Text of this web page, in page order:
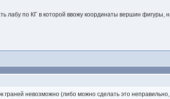
лабу по КГ в которой ввожу координаты вершин фигуры,
граней невозможно (либо можно сделать это